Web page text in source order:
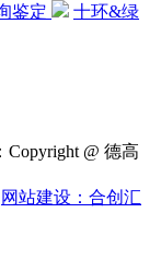
鉴定
十环&绿
Copyright @ 德高
网站建设：合创汇